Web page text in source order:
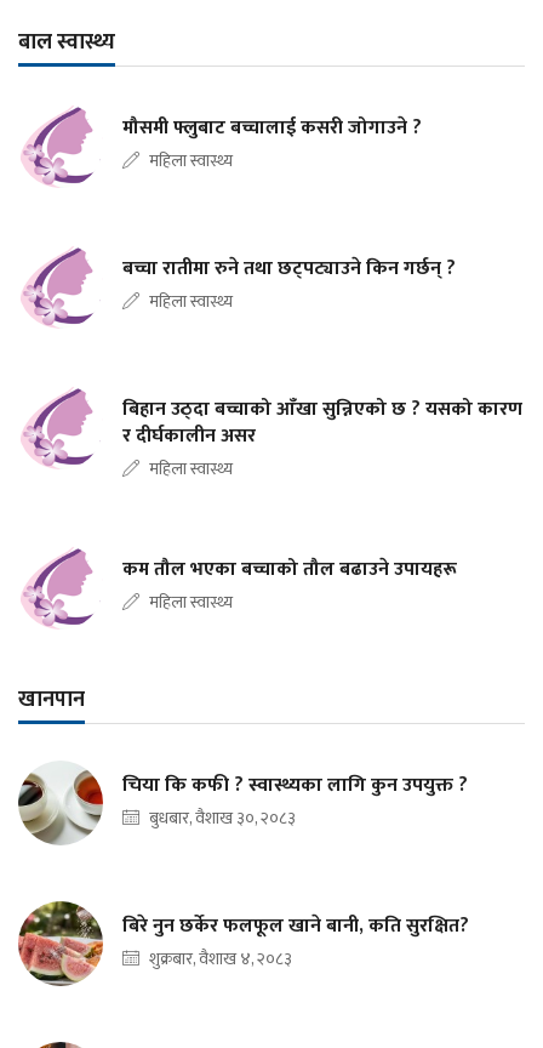
बाल स्वास्थ्य
मौसमी फ्लुबाट बच्चालाई कसरी जोगाउने ?
महिला स्वास्थ्य
बच्चा रातीमा रुने तथा छट्पट्याउने किन गर्छन् ?
महिला स्वास्थ्य
बिहान उठ्दा बच्चाको आँखा सुन्निएको छ ? यसको कारण
र दीर्घकालीन असर
महिला स्वास्थ्य
कम तौल भएका बच्चाको तौल बढाउने उपायहरू
महिला स्वास्थ्य
खानपान
चिया कि कफी ? स्वास्थ्यका लागि कुन उपयुक्त ?
बुधबार, वैशाख ३०, २०८३
बिरे नुन छर्केर फलफूल खाने बानी, कति सुरक्षित?
शुक्रबार, वैशाख ४, २०८३